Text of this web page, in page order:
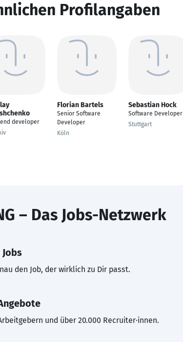
Profilangaben
developer
Florian Bartels
Senior Software
Developer
Köln
Sebastian Hock
Software Developer
Stuttgart
– Das Jobs-Netzwerk
den Job, der wirklich zu Dir passt.
und über 20.000 Recruiter·innen.